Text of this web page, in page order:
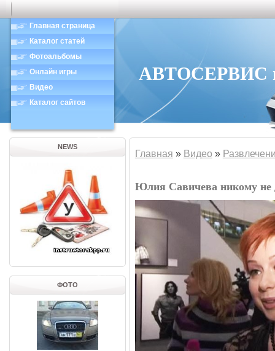
Главная страница
Каталог статей
Фотоальбомы
Онлайн игры
Видео
Каталог сайтов
АВТОСЕРВИС в
NEWS
ФОТО
Главная » Видео »
Юлия Савичева никому не